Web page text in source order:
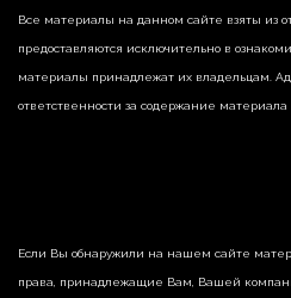
Все материалы на данном сайте взяты из
предоставляются исключительно в
материалы принадлежат их владельцам.
ответственности за содержание материала
Если Вы обнаружили на нашем сайте
права, принадлежащие Вам, Вашей